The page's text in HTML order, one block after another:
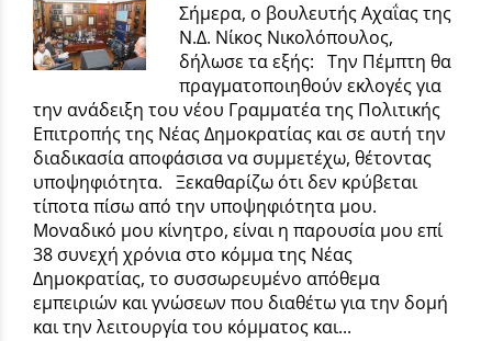
Σήμερα, ο βουλευτής Αχαΐας της
Ν.Δ. Νίκος Νικολόπουλος,
δήλωσε τα εξής: Την Πέμπτη θα
πραγματοποιηθούν εκλογές για
την ανάδειξη του νέου Γραμματέα της Πολιτικής
Επιτροπής της Νέας Δημοκρατίας και σε αυτή την
διαδικασία αποφάσισα να συμμετέχω, θέτοντας
υποψηφιότητα. Ξεκαθαρίζω ότι δεν κρύβεται
τίποτα πίσω από την υποψηφιότητα μου.
Μοναδικό μου κίνητρο, είναι η παρουσία μου επί
38 συνεχή χρόνια στο κόμμα της Νέας
Δημοκρατίας, τo συσσωρευμένο απόθεμα
εμπειριών και γνώσεων που διαθέτω για την δομή
και την λειτουργία του κόμματος και...